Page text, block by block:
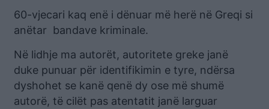
60-vjecari kaq enë i dënuar më herë në Greqi si
anëtar bandave kriminale.
Në lidhje ma autorët, autoritete greke janë
duke punuar për identifikimin e tyre, ndërsa
dyshohet se kanë qenë dy ose më shumë
autorë, të cilët pas atentatit janë larguar